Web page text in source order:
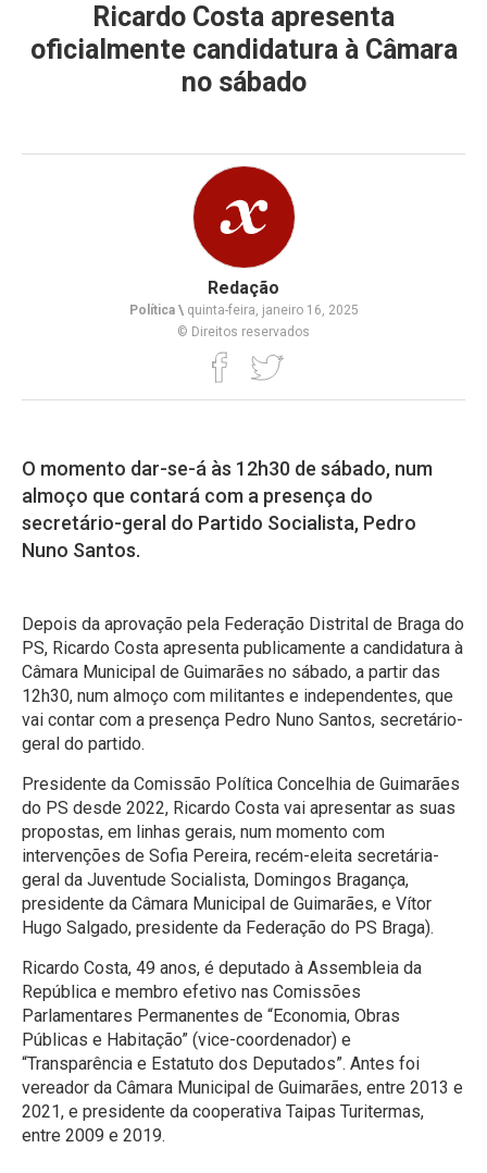
Ricardo Costa apresenta
oficialmente candidatura à Câmara
no sábado
Redação
Política \quinta-feira, janeiro 16, 2025
© Direitos reservados
O momento dar-se-á às 12h30 de sábado, num
almoço que contará com a presença do
secretário-geral do Partido Socialista, Pedro
Nuno Santos.
Depois da aprovação pela Federação Distrital de Braga do
PS, Ricardo Costa apresenta publicamente a candidatura à
Câmara Municipal de Guimarães no sábado, a partir das
12h30, num almoço com militantes e independentes, que
vai contar com a presença Pedro Nuno Santos, secretário-
geral do partido.
Presidente da Comissão Política Concelhia de Guimarães
do PS desde 2022, Ricardo Costa vai apresentar as suas
propostas, em linhas gerais, num momento com
intervenções de Sofia Pereira, recém-eleita secretária-
geral da Juventude Socialista, Domingos Bragança,
presidente da Câmara Municipal de Guimarães, e Vítor
Hugo Salgado, presidente da Federação do PS Braga).
Ricardo Costa, 49 anos, é deputado à Assembleia da
República e membro efetivo nas Comissões
Parlamentares Permanentes de “Economia, Obras
Públicas e Habitação” (vice-coordenador) e
“Transparência e Estatuto dos Deputados”. Antes foi
vereador da Câmara Municipal de Guimarães, entre 2013 e
2021, e presidente da cooperativa Taipas Turitermas,
entre 2009 e 2019.